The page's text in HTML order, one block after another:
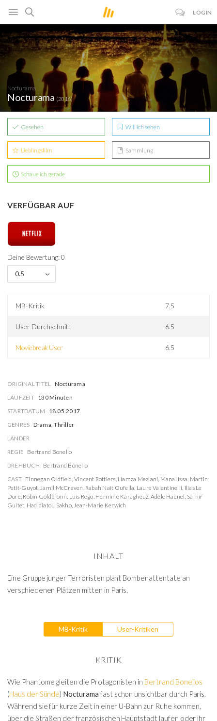
LOGIN
Nocturama
Nocturama (2016)
Gesehen Will ich sehen
Lieblingsfilm Sammlung
Schaue ich gerade
VERFÜGBAR AUF
Deine Bewertung: 0
0.5
MB-Kritik 7.5
User Durchschnitt 6.5
Moviebreak User 6.5
ORIGINAL TITEL Nocturama
LAUFZEIT 130 Minuten
STARTDATUM
18.05.2017
GENRES Drama, Thriller
LÄNDER
REGIE Bertrand Bonello
DREHBUCH Bertrand Bonello
CAST Finnegan Oldfield, Vincent Rottiers, Hamza Meziani, Manal Issa, Martin
Petit-Guyot,Jamil McCraven, Rabah Nait Oufella, Laure Valentinelli, Ilias Le
Doré, Robin Goldbronn, Luis Rego, Hermine Karagheuz, Adèle Haenel, Samir
Guitet, Hadidiatou Sakho,Jean-Marie Kerwich
INHALT
Eine Gruppe junger Terroristen plant Bombenattentate an
verschiedenen Plätzen mitten in Paris.
MB-Kritik User-Kritiken
KRITIK
Wie Phantome gleiten die Protagonisten in Bertrand Bonellos
(Haus der Sünde) Nocturama fast schon unsichtbar durch Paris.
Während sie für kurze Zeit in einer U-Bahn zur Ruhe kommen,
über die Straßen der französischen Hauptstadt laufen oder ihr